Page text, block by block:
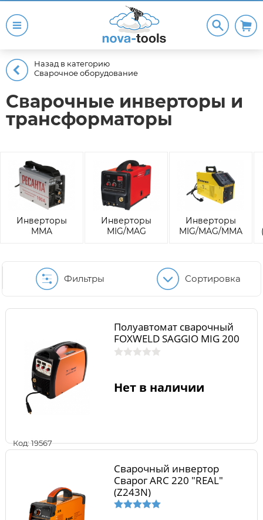
Назад в категорию
Сварочное оборудование
Сварочные инверторы и
трансформаторы
Инверторы
MMA
Инверторы
MIG/MAG
Инверторы
MIG/MAG/MMA
Фильтры Сортировка
Код: 19567
Полуавтомат сварочный
FOXWELD SAGGIO MIG 200
Нет в наличии
Сварочный инвертор
Сварог ARC 220 "REAL"
(Z243N)